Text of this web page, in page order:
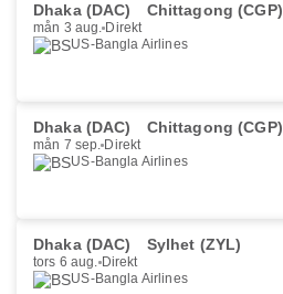
Dhaka (DAC) Chittagong (CGP)
mån 3 aug. Direkt
US-Bangla Airlines
Dhaka (DAC) Chittagong (CGP)
mån 7 sep. Direkt
US-Bangla Airlines
Dhaka (DAC) Sylhet (ZYL)
tors 6 aug. Direkt
US-Bangla Airlines